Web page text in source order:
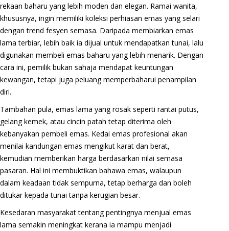
rekaan baharu yang lebih moden dan elegan. Ramai wanita,
khususnya, ingin memiliki koleksi perhiasan emas yang selari
dengan trend fesyen semasa. Daripada membiarkan emas
lama terbiar, lebih baik ia dijual untuk mendapatkan tunai, lalu
digunakan membeli emas baharu yang lebih menarik. Dengan
cara ini, pemilik bukan sahaja mendapat keuntungan
kewangan, tetapi juga peluang memperbaharui penampilan
diri.
Tambahan pula, emas lama yang rosak seperti rantai putus,
gelang kemek, atau cincin patah tetap diterima oleh
kebanyakan pembeli emas. Kedai emas profesional akan
menilai kandungan emas mengikut karat dan berat,
kemudian memberikan harga berdasarkan nilai semasa
pasaran. Hal ini membuktikan bahawa emas, walaupun
dalam keadaan tidak sempurna, tetap berharga dan boleh
ditukar kepada tunai tanpa kerugian besar.
Kesedaran masyarakat tentang pentingnya menjual emas
lama semakin meningkat kerana ia mampu menjadi